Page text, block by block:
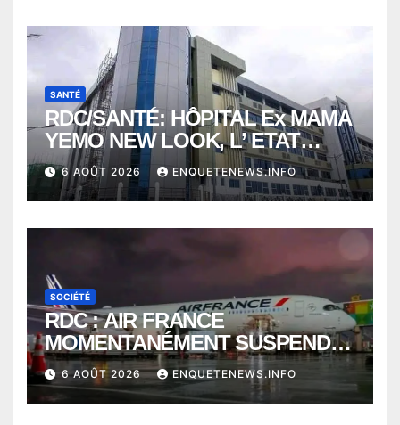
SANTÉ
RDC/SANTÉ: HÔPITAL Ex MAMA
YEMO NEW LOOK, L’ ETAT
PERD LE CONTROLE
6 AOÛT 2026 ENQUETENEWS.INFO
SOCIÉTÉ
RDC : AIR FRANCE
MOMENTANÉMENT SUSPENDU
ENTRE KINSHASA ET PARIS ?
6 AOÛT 2026 ENQUETENEWS.INFO